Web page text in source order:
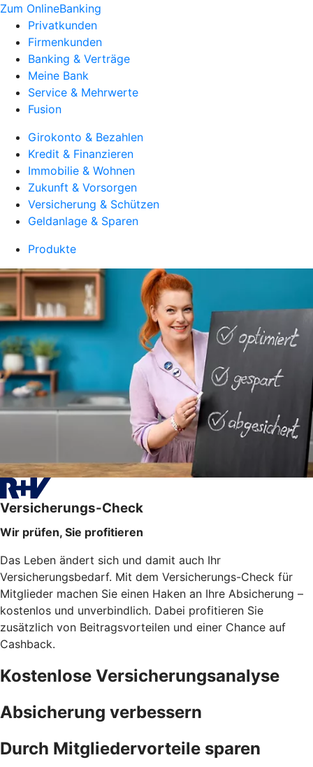
Zum OnlineBanking
Privatkunden
Firmenkunden
Banking & Verträge
Meine Bank
Service & Mehrwerte
Fusion
Girokonto & Bezahlen
Kredit & Finanzieren
Immobilie & Wohnen
Zukunft & Vorsorgen
Versicherung & Schützen
Geldanlage & Sparen
Produkte
Versicherungs-Check
Wir prüfen, Sie profitieren
Das Leben ändert sich und damit auch Ihr
Versicherungsbedarf. Mit dem Versicherungs-Check für
Mitglieder machen Sie einen Haken an Ihre Absicherung –
kostenlos und unverbindlich. Dabei profitieren Sie
zusätzlich von Beitragsvorteilen und einer Chance auf
Cashback.
Kostenlose Versicherungsanalyse
Absicherung verbessern
Durch Mitgliedervorteile sparen